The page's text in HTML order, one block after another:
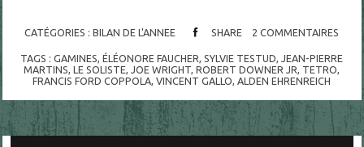
CATÉGORIES : BILAN DE L'ANNEE SHARE 2 COMMENTAIRES
TAGS :GAMINES,ÉLÉONORE FAUCHER,SYLVIE TESTUD,JEAN-PIERRE
MARTINS,LE SOLISTE,JOE WRIGHT,ROBERT DOWNER JR, TETRO,
FRANCIS FORD COPPOLA,VINCENT GALLO,ALDEN EHRENREICH